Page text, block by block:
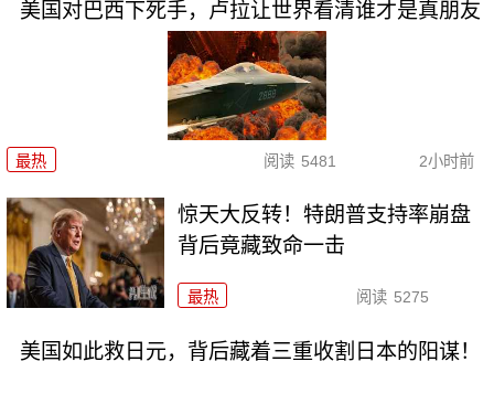
美国对巴西下死手，卢拉让世界看清谁才是真朋友
最热 阅读 5481 2小时前
惊天大反转！特朗普支持率崩盘
背后竟藏致命一击
最热 阅读 5275
美国如此救日元，背后藏着三重收割日本的阳谋！